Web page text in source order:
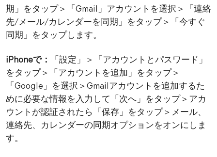
期」をタップ＞「Gmail」アカウントを選択＞「連絡
先/メール/カレンダーを同期」をタップ＞「今すぐ
同期」をタップします。
iPhoneで：
「設定」＞「アカウントとパスワード」
をタップ＞「アカウントを追加」をタップ＞
「Google」を選択＞Gmailアカウントを追加するた
めに必要な情報を入力して「次へ」をタップ＞アカ
ウントが認証されたら「保存」をタップ＞メール、
連絡先、カレンダーの同期オプションをオンにしま
す。